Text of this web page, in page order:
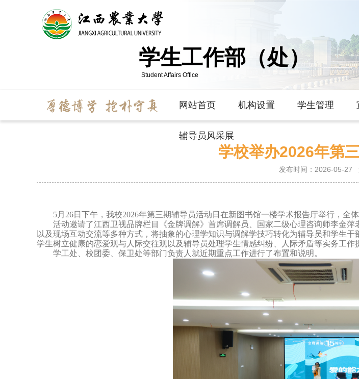
学生工作部（处）
Student Affairs Office
网站首页 机构设置 学生管理
辅导员风采展
学校举办2026年第
发布时间：2026-05-27
5月26日下午，我校2026年第三期辅导员活动日在新图书馆一楼学术报告厅举行，全
活动邀请了江西卫视品牌栏目《金牌调解》 首席调解员 、国家二级心理咨询师李金萍
以及现场互动交流等多种方式，将抽象的心理学知识与调解学技巧转化为辅导员和学生
学生树立健康的恋爱观与人际交往观以及辅导员处理学生情感纠纷、人际矛盾等实务工作
学工处 、校团委、保卫处等部门负责人就近期重点工作进行了布置和说明。